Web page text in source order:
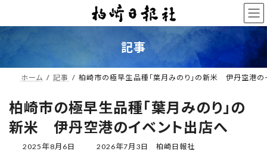
テ
ゲ
記事
ホーム 記事 柏崎市の極早生品種「葉月みのり」の新米 伊丹空港の
柏崎市の極早生品種「葉月みのり」の
新米 伊丹空港のイベント出店へ
2025年8月6日
最
2026年7月3日 柏崎日報社